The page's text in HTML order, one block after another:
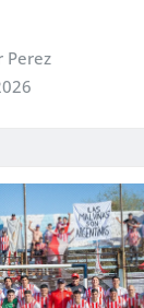
Perez